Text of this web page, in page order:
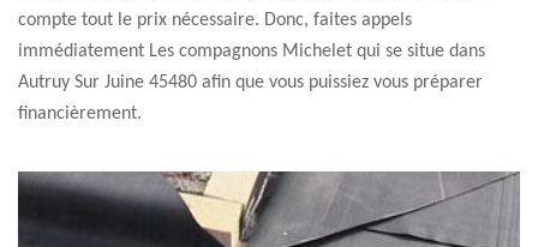
compte tout le prix nécessaire. Donc, faites appels
immédiatement Les compagnons Michelet qui se situe dans
Autruy Sur Juine 45480 afin que vous puissiez vous préparer
financièrement.